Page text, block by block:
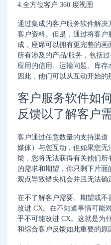
4.全方位客户 360 度视图
通过集成的客户服务软件解
客户资料。但是，通过将客户
成，座席可以拥有更完整的
所有涉及的产品/服务，包括
应用的信用、运输问题、库存
因此，他们可以从互动开始的
客户服务软件如
反馈以了解客户
客户通过任意数量的支持渠
媒体）与您互动，但如果您无
馈，您将无法获得有关他们
的需求和期望，你只剩下片
观点导致错失机会并且无法确
在不了解客户需要、期望或
改进 CX。在不知道事情可能
乎不可能改进 CX。这就是为
和综合客户反馈如此重要的原